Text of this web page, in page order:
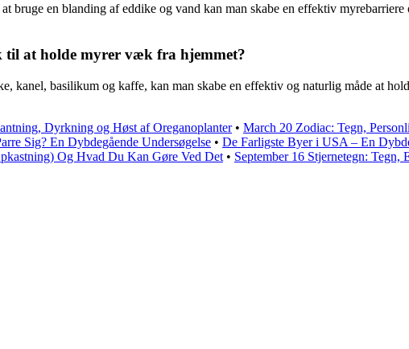
bruge en blanding af eddike og vand kan man skabe en effektiv
til at holde myrer væk fra hjemmet?
kanel, basilikum og kaffe, kan man skabe en effektiv og naturlig måde at
Dyrkning og Høst af Oreganoplanter• March 20 Zodiac: Tegn,
Sig? En Dybdegående Undersøgelse • De Farligste Byer i USA – En
Og Hvad Du Kan Gøre Ved Det • September 16 Stjernetegn: